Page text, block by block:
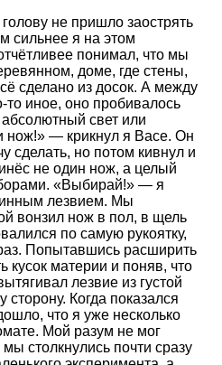
не пришло заострять
сильнее я на этом
понимал, что мы
доме, где стены,
сделано из досок. А между
то иное, оно пробивалось
свет или
нож!» — крикнул я Васе. Он
сделать, но потом кивнул и
не один нож, а целый
«Выбирай!» — я
лезвием. Мы
вонзил нож в пол, в щель
по самую рукоятку,
Попытавшись расширить
кусок материи и поняв, что
лезвие из густой
Когда показался
что я уже несколько
Мой разум не мог
столкнулись почти сразу